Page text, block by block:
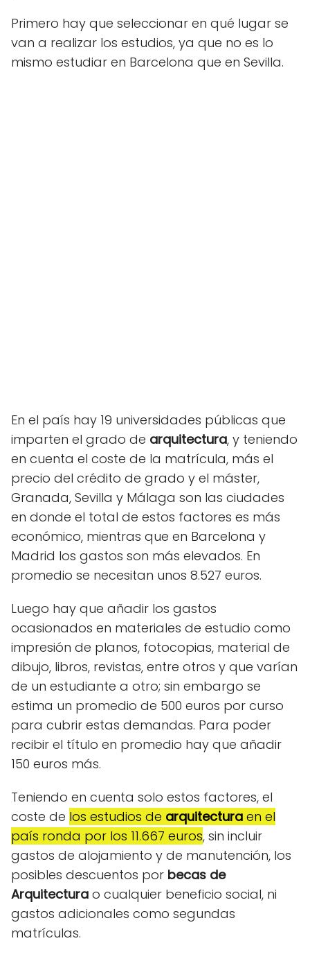
Primero hay que seleccionar en qué lugar se
van a realizar los estudios, ya que no es lo
mismo estudiar en Barcelona que en Sevilla.
En el país hay 19 universidades públicas que
imparten el grado de arquitectura, y teniendo
en cuenta el coste de la matrícula, más el
precio del crédito de grado y el máster,
Granada, Sevilla y Málaga son las ciudades
en donde el total de estos factores es más
económico, mientras que en Barcelona y
Madrid los gastos son más elevados. En
promedio se necesitan unos 8.527 euros.
Luego hay que añadir los gastos
ocasionados en materiales de estudio como
impresión de planos, fotocopias, material de
dibujo, libros, revistas, entre otros y que varían
de un estudiante a otro; sin embargo se
estima un promedio de 500 euros por curso
para cubrir estas demandas. Para poder
recibir el título en promedio hay que añadir
150 euros más.
Teniendo en cuenta solo estos factores, el
coste de los estudios de arquitectura en el
país ronda por los 11.667 euros, sin incluir
gastos de alojamiento y de manutención, los
posibles descuentos por becas de
Arquitectura o cualquier beneficio social, ni
gastos adicionales como segundas
matrículas.